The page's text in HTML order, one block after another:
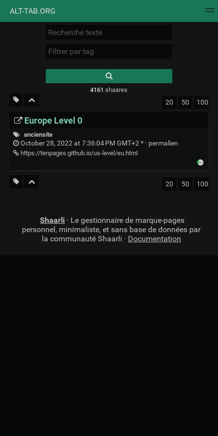
ALT-TAB.ORG
Nuage de tags Mur d'images
results.
4161 shaares
20 50 100
Europe Level 0
anciensite
October 28, 2022 at 7:36:04 PM GMT+2 * · permalien
https://tenpages.github.io/us-level/eu.html
20 50 100
Shaarli · Le gestionnaire de marque-pages
personnel, minimaliste, et sans base de données par
la communauté Shaarli · Documentation